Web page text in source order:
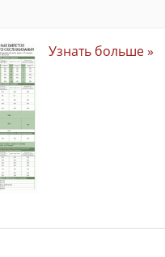
Узнать больше »